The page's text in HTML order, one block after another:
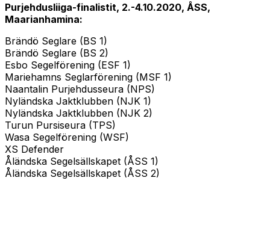
Purjehdusliiga-finalistit, 2.-4.10.2020, ÅSS,
Maarianhamina:
Brändö Seglare (BS 1)
Brändö Seglare (BS 2)
Esbo Segelförening (ESF 1)
Mariehamns Seglarförening (MSF 1)
Naantalin Purjehdusseura (NPS)
Nyländska Jaktklubben (NJK 1)
Nyländska Jaktklubben (NJK 2)
Turun Pursiseura (TPS)
Wasa Segelförening (WSF)
XS Defender
Åländska Segelsällskapet (ÅSS 1)
Åländska Segelsällskapet (ÅSS 2)